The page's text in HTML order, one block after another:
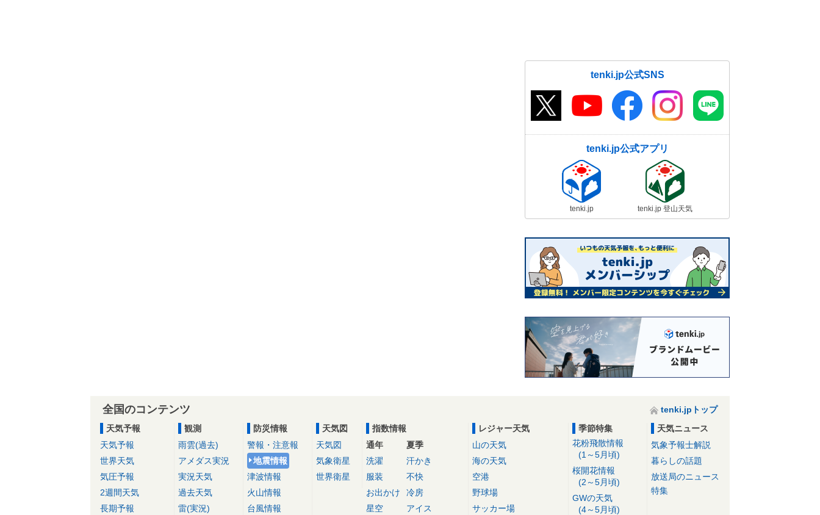
tenki.jp公式SNS
tenki.jp公式アプリ
tenki.jp tenki.jp 登山天気
全国のコンテンツ
tenki.jpトップ
天気予報
天気予報
世界天気
気圧予報
2週間天気
長期予報
観測
雨雲(過去)
アメダス実況
実況天気
過去天気
雷(実況)
防災情報
警報・注意報
地震情報
津波情報
火山情報
台風情報
天気図
天気図
気象衛星
世界衛星
指数情報
通年
洗濯
服装
お出かけ
星空
夏季
汗かき
不快
冷房
アイス
レジャー天気
山の天気
海の天気
空港
野球場
サッカー場
季節特集
花粉飛散情報
(1～5月頃)
桜開花情報
(2～5月頃)
GWの天気
(4～5月頃)
天気ニュース
気象予報士解説
暮らしの話題
放送局のニュース
特集